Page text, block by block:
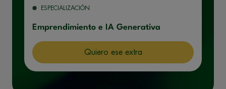
ESPECIALIZACIÓN
Emprendimiento e IA Generativa
Quiero ese extra